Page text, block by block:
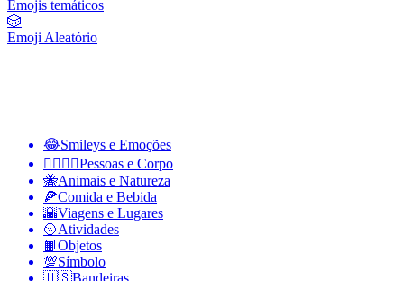
Emojis temáticos
🎲
Emoji Aleatório
😂Smileys e Emoções
👩‍❤️‍💋‍👨Pessoas e Corpo
🐝Animais e Natureza
🍕Comida e Bebida
🌇Viagens e Lugares
🥎Atividades
📙Objetos
💯Símbolo
🇺🇸Bandeiras